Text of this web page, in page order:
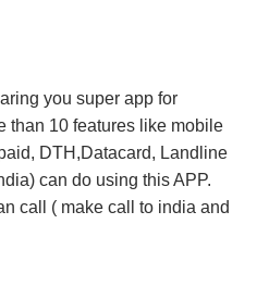
you super app for
than 10 features like mobile
DTH,Datacard, Landline
can do using this APP.
call ( make call to india and